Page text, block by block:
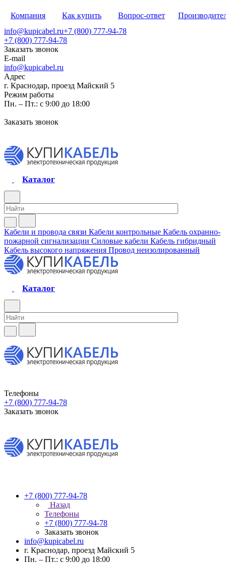
Компания Как купить Вопрос-ответ
info@kupicabel.ru+7 (800) 777-94-78
+7 (800) 777-94-78
Заказать звонок
E-mail
info@kupicabel.ru
Адрес
г. Краснодар, проезд Майский 5
Режим работы
Пн. – Пт.: с 9:00 до 18:00
Заказать звонок
Каталог
Кабели и провода связи Кабели контрольные Кабель охранно-
пожарной сигнализации Силовые кабели Кабель гибридный
Кабель высокого напряжения Провод неизолированный
Каталог
Телефоны
+7 (800) 777-94-78
Заказать звонок
+7 (800) 777-94-78
Назад
Телефоны
+7 (800) 777-94-78
Заказать звонок
info@kupicabel.ru
г. Краснодар, проезд Майский 5
Пн. – Пт.: с 9:00 до 18:00